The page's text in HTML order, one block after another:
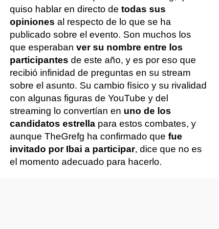
quiso hablar en directo de todas sus
opiniones al respecto de lo que se ha
publicado sobre el evento. Son muchos los
que esperaban ver su nombre entre los
participantes de este año, y es por eso que
recibió infinidad de preguntas en su stream
sobre el asunto. Su cambio físico y su rivalidad
con algunas figuras de YouTube y del
streaming lo convertían en uno de los
candidatos estrella para estos combates, y
aunque TheGrefg ha confirmado que fue
invitado por Ibai a participar, dice que no es
el momento adecuado para hacerlo.